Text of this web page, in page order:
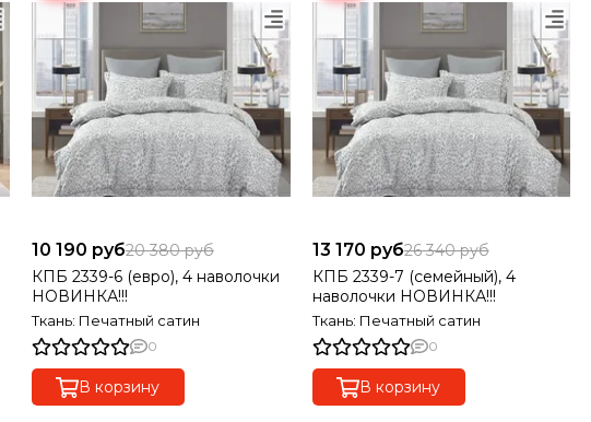
10 190 руб20 380 руб
КПБ 2339-6 (евро), 4 наволочки
НОВИНКА!!!
Ткань: Печатный сатин
0
В корзину
13 170 руб26 340 руб
КПБ 2339-7 (семейный), 4
наволочки НОВИНКА!!!
Ткань: Печатный сатин
0
В корзину